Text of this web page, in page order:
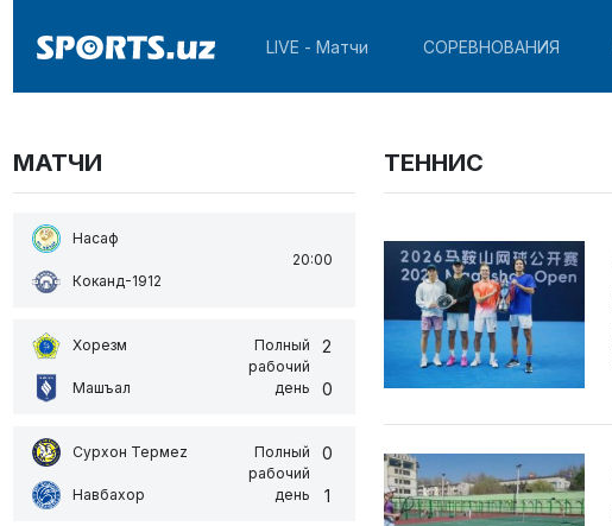
LIVE - Матчи СОРЕВНОВАНИЯ
МАТЧИ
Насаф
Коканд-1912
20:00
Хорезм
Машъал
Полный
рабочий
день
2
0
Сурхон Термеz
Навбахор
Полный
рабочий
день
0
1
ТЕННИС